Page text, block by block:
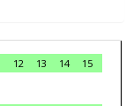
12 13 14
15